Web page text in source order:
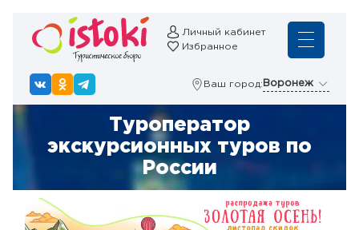
Личный кабинет
Избранное
Ваш город: Воронеж
Туроператор
экскурсионных туров по
России